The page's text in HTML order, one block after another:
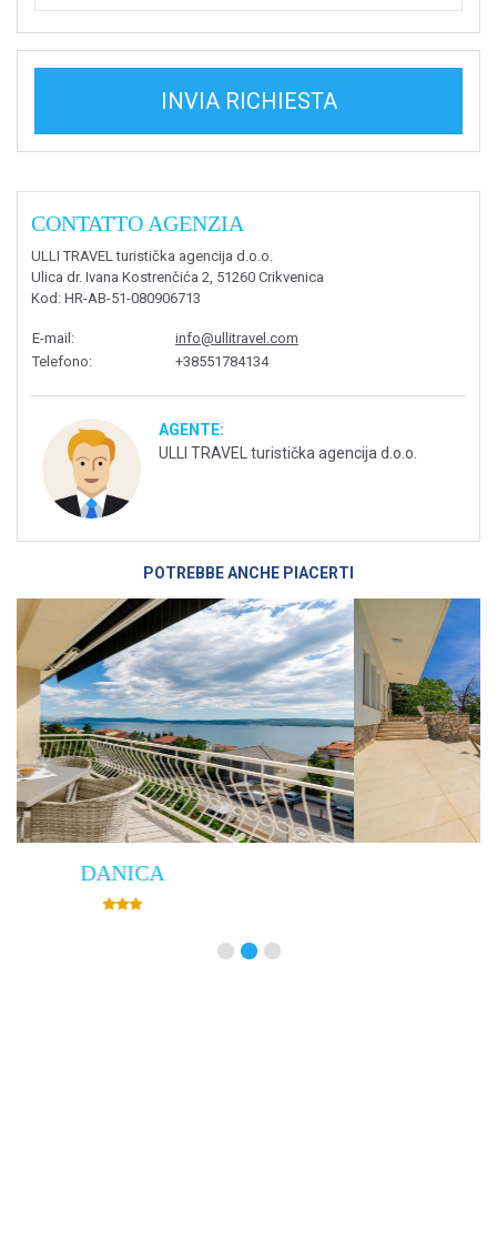
INVIA RICHIESTA
CONTATTO AGENZIA
ULLI TRAVEL turistička agencija d.o.o.
Ulica dr. Ivana Kostrenčića 2, 51260 Crikvenica
Kod : HR-AB-51-080906713
E-mail :
info@ullitravel.com
Telefono: +38551784134
AGENTE:
ULLI TRAVEL turistička agencija d.o.o.
POTREBBE ANCHE PIACERTI